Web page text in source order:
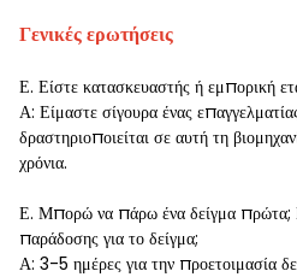
Γενικές ερωτήσεις
Ε. Είστε κατασκευαστής ή εμπορική
Α: Είμαστε σίγουρα ένας
δραστηριοποιείται σε αυτή τη
χρόνια.
Ε. Μπορώ να πάρω ένα δείγμα πρώτα;
παράδοσης για το δείγμα;
Α: 3-5 ημέρες για την προετοιμασία